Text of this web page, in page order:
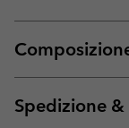
Spedizione &